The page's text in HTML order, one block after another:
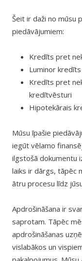
Šeit ir daži no mūsu
piedāvājumiem:
Kredīts pret
Luminor
Kredīts pret
kredītvēsturi
Hipotekārais
Mūsu īpašie
iegūt vēlamo
ilgstošā dokumentu
laiks ir dārgs, tāpēc
ātru procesu līdz
Apdrošināšana ir
saprotam. Tāpēc
apdrošināšanas
vislabākos un